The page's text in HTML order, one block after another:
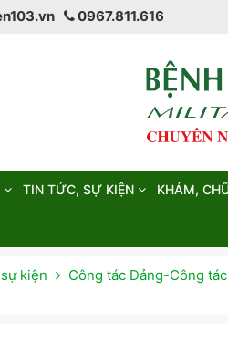
0967.811.616
TIN TỨC, SỰ KIỆN KHÁM,
kiện Công tác Đảng-Công